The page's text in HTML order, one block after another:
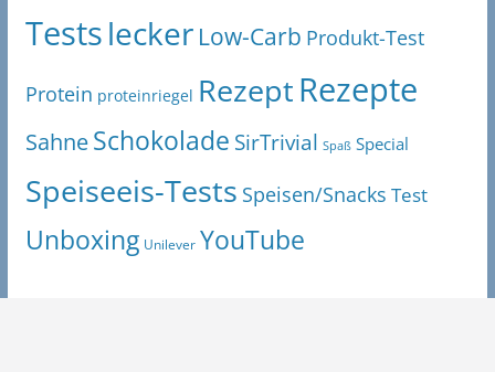
Testslecker Low-Carb Produkt-Test
Protein proteinriegel RezeptRezepte
SahneSchokolade SirTrivial Spaß Special
Speiseeis-Tests Speisen/Snacks Test
Unboxing Unilever YouTube